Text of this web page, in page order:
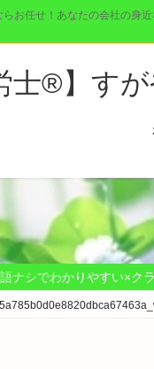
お任せ！あなたの会社の身
士®︎】す
ナシでわかりやすい×ク